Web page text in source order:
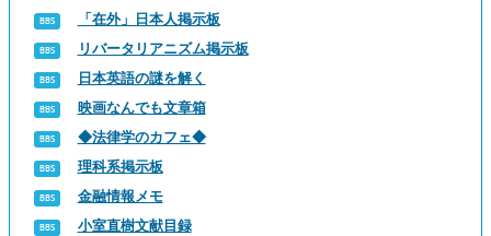
「在外」日本人掲示板
リバータリアニズム掲示板
日本英語の謎を解く
映画なんでも文章箱
◆法律学のカフェ◆
理科系掲示板
金融情報メモ
小室直樹文献目録